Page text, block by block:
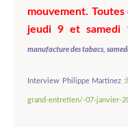
mouvement.
jeudi 9 et samedi
manufacture des tabacs,
Interview Philippe Martinez :
grand-entretien/-07-janvier-